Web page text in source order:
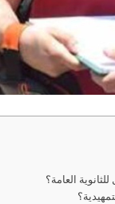
العامة؟